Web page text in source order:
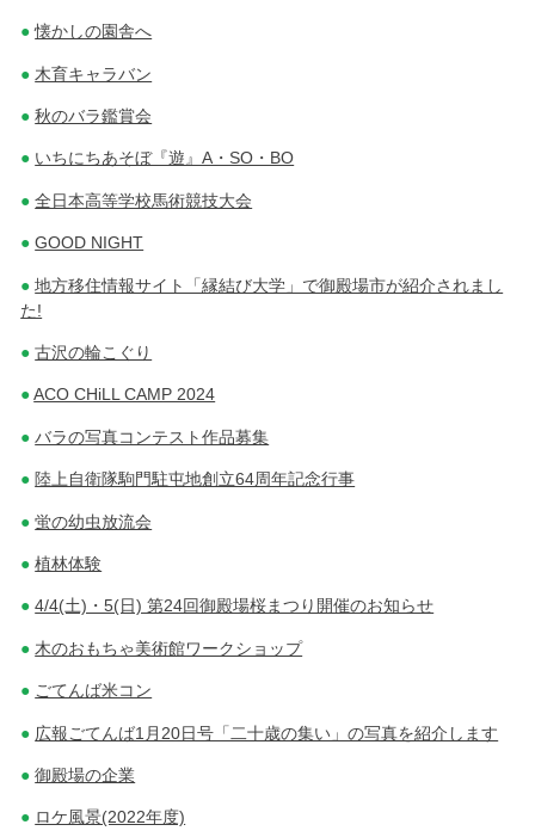
懐かしの園舎へ
木育キャラバン
秋のバラ鑑賞会
いちにちあそぼ『遊』A・SO・BO
全日本高等学校馬術競技大会
GOOD NIGHT
地方移住情報サイト「縁結び大学」で御殿場市が紹介されまし
た!
古沢の輪こぐり
ACO CHiLL CAMP 2024
バラの写真コンテスト作品募集
陸上自衛隊駒門駐屯地創立64周年記念行事
蛍の幼虫放流会
植林体験
4/4(土)・5(日) 第24回御殿場桜まつり開催のお知らせ
木のおもちゃ美術館ワークショップ
ごてんば米コン
広報ごてんば1月20日号「二十歳の集い」の写真を紹介します
御殿場の企業
ロケ風景(2022年度)